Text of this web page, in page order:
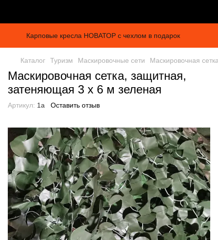
Карповые кресла НОВАТОР с чехлом в подарок
Каталог Туризм Маскировочные сети Маскировочная
Маскировочная сетка, защитная,
затеняющая 3 х 6 м зеленая
Артикул: 1а Оставить отзыв